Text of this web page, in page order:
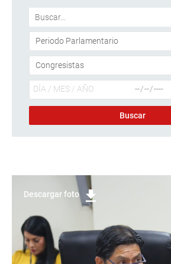
Descargar foto